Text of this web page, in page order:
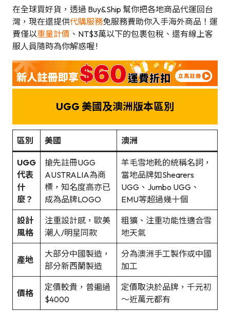
在全球買好貨，透過 Buy&Ship 幫你把各地商品代運回台
灣，現在還提供代購服務免服務費助你入手海外商品！運
費僅以重量計價 、NT$3萬以下的包裹包稅、還有線上客
服人員隨時為你解惑喔 !
UGG 美國及澳洲版本區別
區別 美國 澳洲
UGG
代表
什
麼？
搶先註冊UGG
AUSTRALIA為商
標，知名度高亦已
成為品牌LOGO
羊毛雪地靴的統稱名詞，
當地品牌如Shearers
UGG、Jumbo UGG、
EMU等超過幾十個
設計
風格
注重設計感，歐美
潮人/明星同款
粗獷、注重功能性適合雪
地天氣
產地
大部分中國製造，
部分新西蘭製造
分為澳洲手工製作或中國
加工
價格
定價較貴，普遍過
$4000
定價取決於品牌，千元初
～近萬元都有